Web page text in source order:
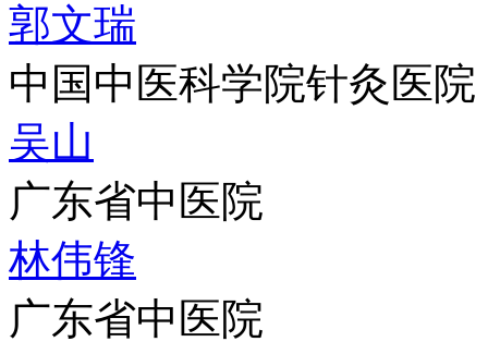
郭文瑞
中国中医科学院针灸医院
吴山
广东省中医院
林伟锋
广东省中医院